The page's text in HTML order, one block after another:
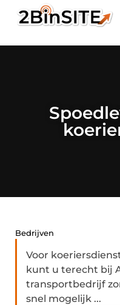
Bedrijven
Voor
kunt u terecht bij
transportbedrijf
snel mogelijk ...